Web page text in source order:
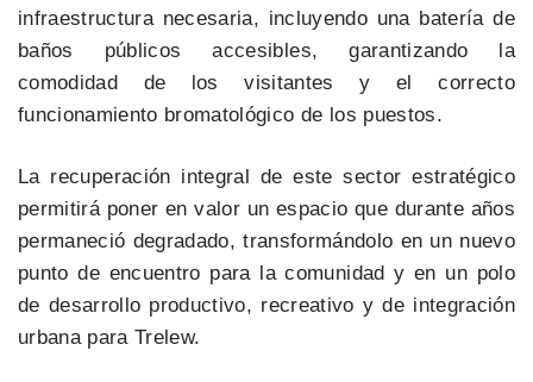
infraestructura necesaria, incluyendo una batería de
baños públicos accesibles, garantizando la
comodidad de los visitantes y el correcto
funcionamiento bromatológico de los puestos.
La recuperación integral de este sector estratégico
permitirá poner en valor un espacio que durante años
permaneció degradado, transformándolo en un nuevo
punto de encuentro para la comunidad y en un polo
de desarrollo productivo, recreativo y de integración
urbana para Trelew.